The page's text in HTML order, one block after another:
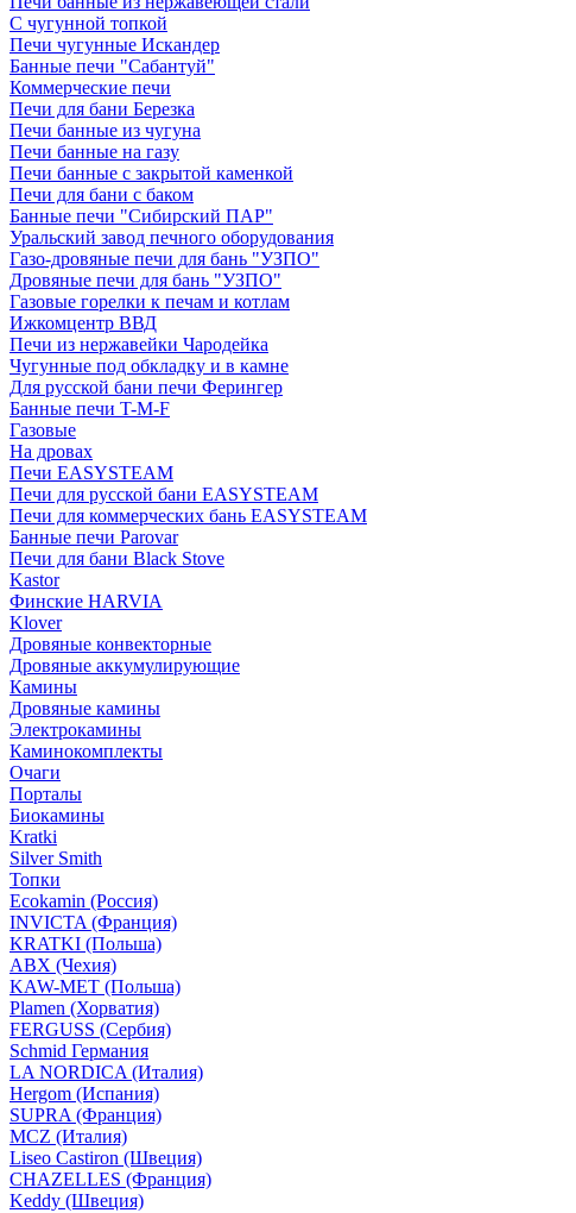
С чугунной топкой
Печи чугунные Искандер
Банные печи "Сабантуй"
Коммерческие печи
Печи для бани Березка
Печи банные из чугуна
Печи банные на газу
Печи банные с закрытой каменкой
Печи для бани с баком
Банные печи "Сибирский ПАР"
Уральский завод печного оборудования
Газо-дровяные печи для бань "УЗПО"
Дровяные печи для бань "УЗПО"
Газовые горелки к печам и котлам
Ижкомцентр ВВД
Печи из нержавейки Чародейка
Чугунные под обкладку и в камне
Для русской бани печи Ферингер
Банные печи T-M-F
Газовые
На дровах
Печи EASYSTEAM
Печи для русской бани EASYSTEAM
Печи для коммерческих бань EASYSTEAM
Банные печи Parovar
Печи для бани Black Stove
Kastor
Финские HARVIA
Klover
Дровяные конвекторные
Дровяные аккумулирующие
Камины
Дровяные камины
Электрокамины
Каминокомплекты
Очаги
Порталы
Биокамины
Kratki
Silver Smith
Топки
Ecokamin (Россия)
INVICTA (Франция)
KRATKI (Польша)
ABX (Чехия)
KAW-MET (Польша)
Plamen (Хорватия)
FERGUSS (Сербия)
Schmid Германия
LA NORDICA (Италия)
Hergom (Испания)
SUPRA (Франция)
MCZ (Италия)
Liseo Castiron (Швеция)
CHAZELLES (Франция)
Keddy (Швеция)